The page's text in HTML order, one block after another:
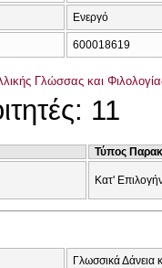
Ενεργό
600018619
Γλώσσας και
11
Τύπος
Κατ'
Γλωσσικά Δάνεια